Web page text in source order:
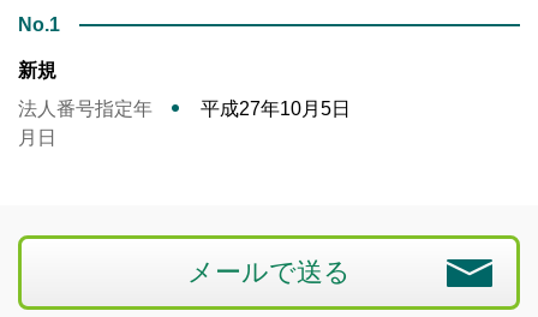
No.1
新規
法人番号指定年
月日
平成27年10月5日
メールで送る